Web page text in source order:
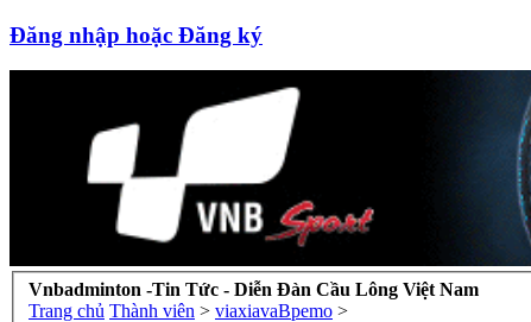
Đăng nhập hoặc Đăng ký
Vnbadminton -Tin Tức - Diễn Đàn Cầu Lông Việt Nam
Trang chủ Thành viên > viaxiavaBpemo >